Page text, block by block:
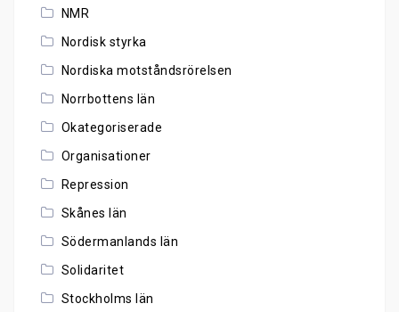
NMR
Nordisk styrka
Nordiska motståndsrörelsen
Norrbottens län
Okategoriserade
Organisationer
Repression
Skånes län
Södermanlands län
Solidaritet
Stockholms län